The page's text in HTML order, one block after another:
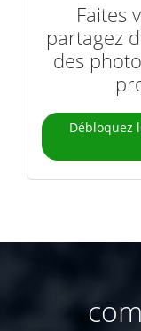
Faites
partagez
des
Débloquez